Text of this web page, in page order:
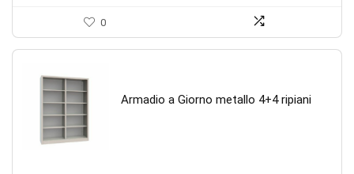
0
Armadio a Giorno metallo 4+4 ripiani